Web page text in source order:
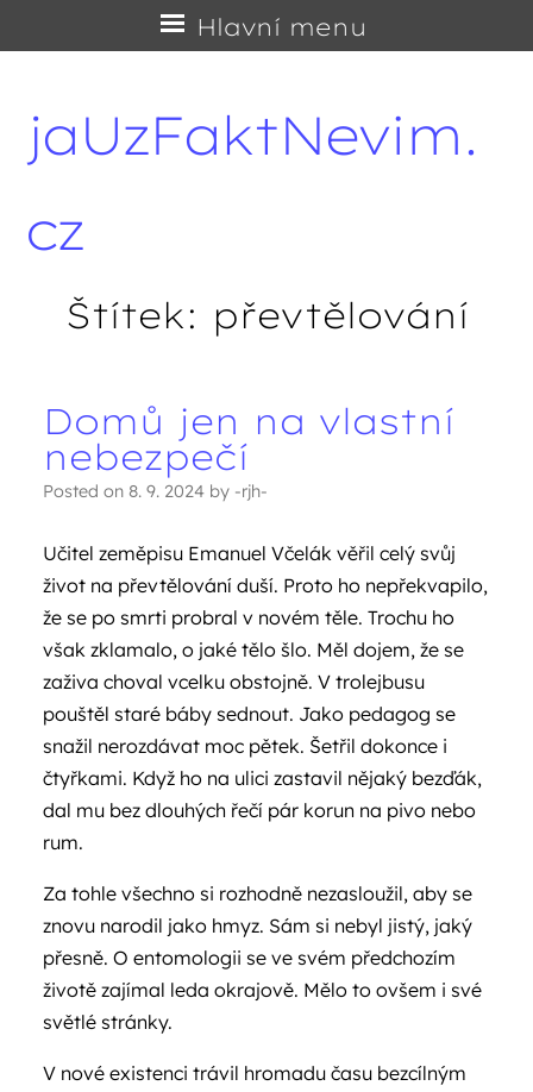
jaUzFaktNevim.
cz
Hlavní menu
na
Štítek: převtělování
Navigace příspěvků
Domů jen na vlastní
nebezpečí
Posted on 8. 9. 2024 by -rjh-
Učitel zeměpisu Emanuel Včelák věřil celý svůj
život na převtělování duší. Proto ho nepřekvapilo,
že se po smrti probral v novém těle. Trochu ho
však zklamalo, o jaké tělo šlo. Měl dojem, že se
zaživa choval vcelku obstojně. V trolejbusu
pouštěl staré báby sednout. Jako pedagog se
snažil nerozdávat moc pětek. Šetřil dokonce i
čtyřkami. Když ho na ulici zastavil nějaký bezďák,
dal mu bez dlouhých řečí pár korun na pivo nebo
rum.
Za tohle všechno si rozhodně nezasloužil, aby se
znovu narodil jako hmyz. Sám si nebyl jistý, jaký
přesně. O entomologii se ve svém předchozím
životě zajímal leda okrajově. Mělo to ovšem i své
světlé stránky.
V nové existenci trávil hromadu času bezcílným